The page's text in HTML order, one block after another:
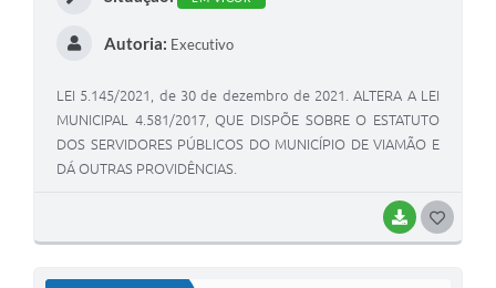
BAIXAR
Autoria: Executivo
LEI 5.145/2021, de 30 de dezembro de 2021. ALTERA A LEI
MUNICIPAL 4.581/2017, QUE DISPÕE SOBRE O ESTATUTO
DOS SERVIDORES PÚBLICOS DO MUNICÍPIO DE VIAMÃO E
DÁ OUTRAS PROVIDÊNCIAS.